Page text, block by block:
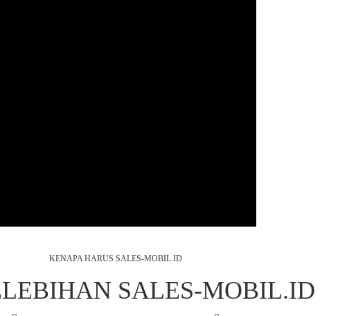
KENAPA HARUS SALES-MOBIL.ID
SALES-MOBIL.ID